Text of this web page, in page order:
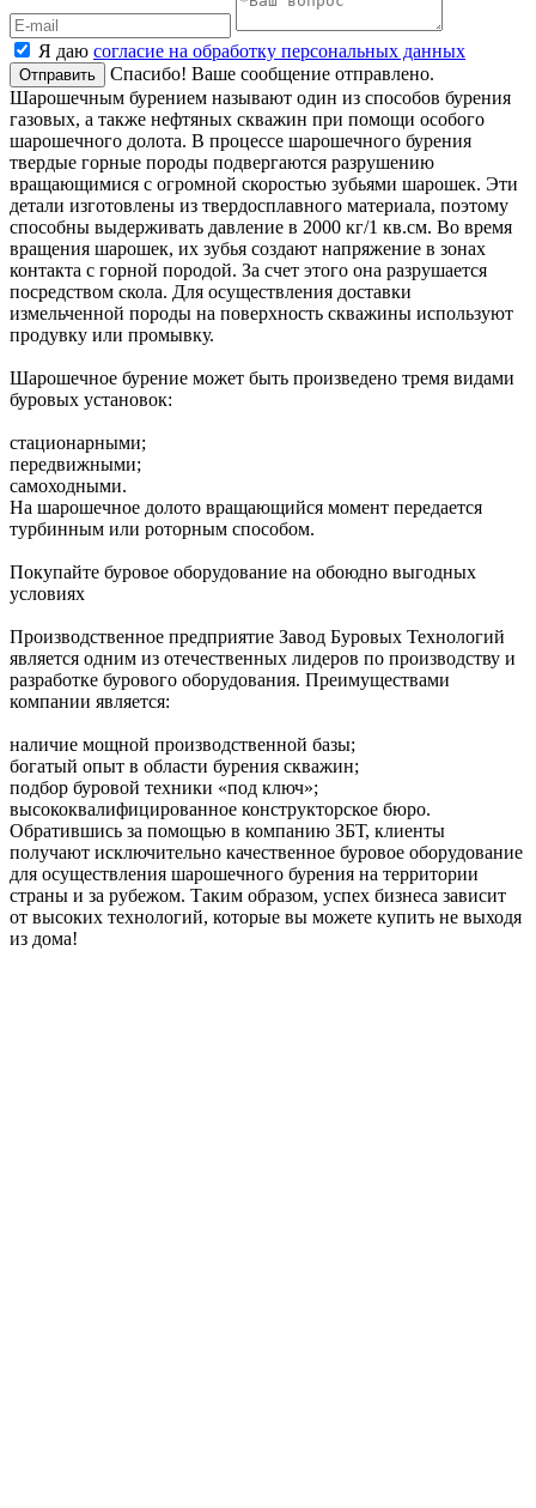
Я даю согласие на обработку персональных данных
Отправить
Спасибо! Ваше сообщение отправлено.
Шарошечным бурением называют один из способов бурения
газовых, а также нефтяных скважин при помощи особого
шарошечного долота. В процессе шарошечного бурения
твердые горные породы подвергаются разрушению
вращающимися с огромной скоростью зубьями шарошек. Эти
детали изготовлены из твердосплавного материала, поэтому
способны выдерживать давление в 2000 кг/1 кв.см. Во время
вращения шарошек, их зубья создают напряжение в зонах
контакта с горной породой. За счет этого она разрушается
посредством скола. Для осуществления доставки
измельченной породы на поверхность скважины используют
продувку или промывку.
Шарошечное бурение может быть произведено тремя видами
буровых установок:
стационарными;
передвижными;
самоходными.
На шарошечное долото вращающийся момент передается
турбинным или роторным способом.
Покупайте буровое оборудование на обоюдно выгодных
условиях
Производственное предприятие Завод Буровых Технологий
является одним из отечественных лидеров по производству и
разработке бурового оборудования. Преимуществами
компании является:
наличие мощной производственной базы;
богатый опыт в области бурения скважин;
подбор буровой техники «под ключ»;
высококвалифицированное конструкторское бюро.
Обратившись за помощью в компанию ЗБТ, клиенты
получают исключительно качественное буровое оборудование
для осуществления шарошечного бурения на территории
страны и за рубежом. Таким образом, успех бизнеса зависит
от высоких технологий, которые вы можете купить не выходя
из дома!